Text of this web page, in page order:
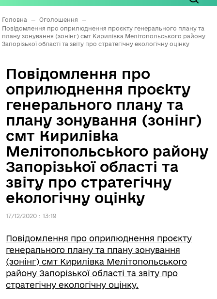
Головна — Оголошення
—
Повідомлення про оприлюднення проєкту генерального плану та
плану зонування (зонінг) смт Кирилівка Мелітопольського району
Запорізької області та звіту про стратегічну екологічну оцінку
Повідомлення про
оприлюднення проєкту
генерального плану та
плану зонування (зонінг)
смт Кирилівка
Мелітопольського району
Запорізької області та
звіту про стратегічну
екологічну оцінку
17/12/2020 : 13:19
Повідомлення про оприлюднення проєкту
генерального плану та плану зонування
(зонінг) смт Кирилівка Мелітопольського
району Запорізької області та звіту про
стратегічну екологічну оцінку.